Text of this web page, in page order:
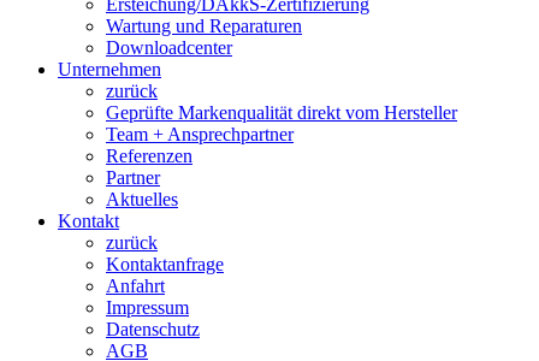
Ersteichung/DAkkS-Zertifizierung
Wartung und Reparaturen
Downloadcenter
Unternehmen
zurück
Geprüfte Markenqualität direkt vom Hersteller
Team + Ansprechpartner
Referenzen
Partner
Aktuelles
Kontakt
zurück
Kontaktanfrage
Anfahrt
Impressum
Datenschutz
AGB